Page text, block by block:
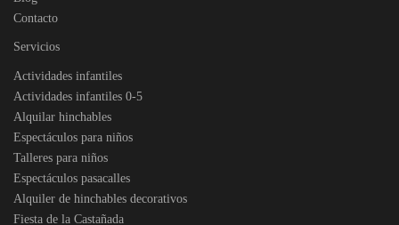
Contacto
Servicios
Actividades infantiles
Actividades infantiles 0-5
Alquilar hinchables
Espectáculos para niños
Talleres para niños
Espectáculos pasacalles
Alquiler de hinchables decorativos
Fiesta de la Castañada